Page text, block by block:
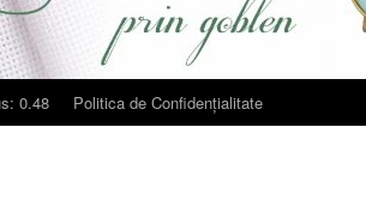
0.48 Politica de Confidențialitate